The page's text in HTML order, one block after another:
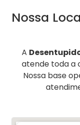
Nossa
A
atende toda a
Nossa base